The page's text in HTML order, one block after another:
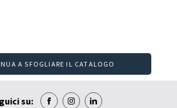
A SFOGLIARE IL CATALOGO
su: